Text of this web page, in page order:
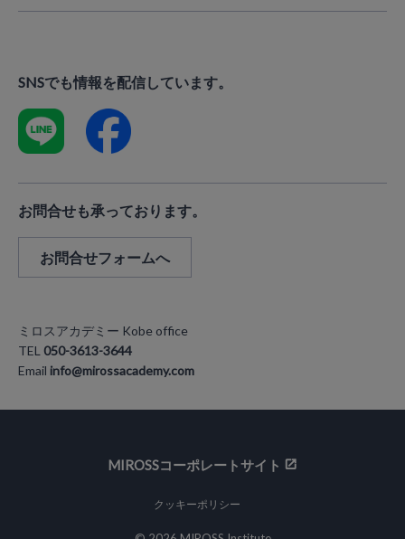
SNSでも情報を配信しています。
お問合せも承っております。
お問合せフォームへ
ミロスアカデミー Kobe office
TEL 050-3613-3644
Emailinfo@mirossacademy.com
MIROSSコーポレートサイト
クッキーポリシー